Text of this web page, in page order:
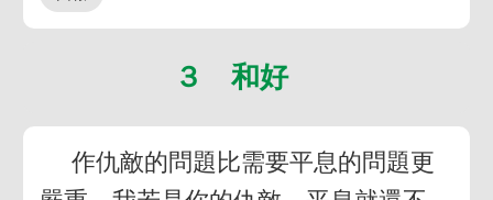
３ 和好
作仇敵的問題比需要平息的問題更